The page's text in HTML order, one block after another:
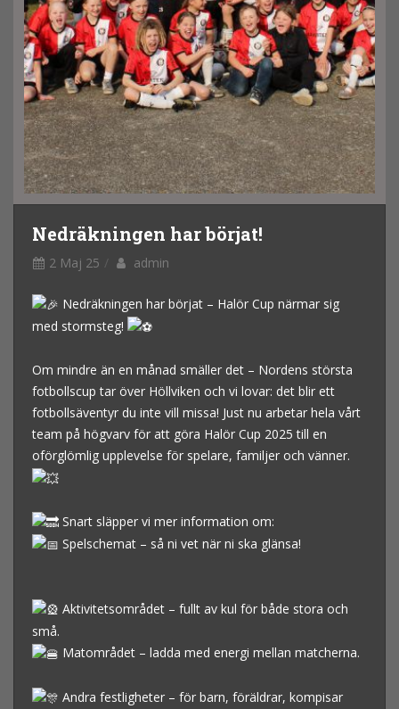
Nedräkningen har börjat!
2 Maj 25 admin
Nedräkningen har börjat – Halör Cup närmar sig
med stormsteg!
Om mindre än en månad smäller det – Nordens största
fotbollscup tar över Höllviken och vi lovar: det blir ett
fotbollsäventyr du inte vill missa! Just nu arbetar hela vårt
team på högvarv för att göra Halör Cup 2025 till en
oförglömlig upplevelse för spelare, familjer och vänner.
Snart släpper vi mer information om:
Spelschemat – så ni vet när ni ska glänsa!
Aktivitetsområdet – fullt av kul för både stora och
små.
Matområdet – ladda med energi mellan matcherna.
Andra festligheter – för barn, föräldrar, kompisar